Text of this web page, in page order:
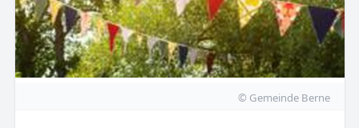
© Gemeinde Berne